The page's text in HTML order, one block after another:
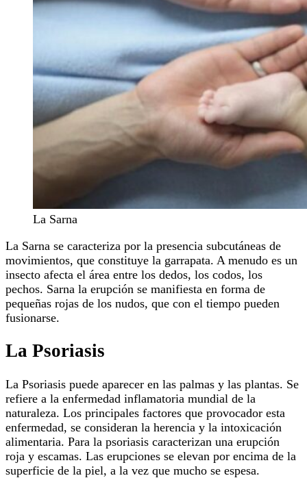
La Sarna
La Sarna se caracteriza por la presencia subcutáneas de
movimientos, que constituye la garrapata. A menudo es un
insecto afecta el área entre los dedos, los codos, los
pechos. Sarna la erupción se manifiesta en forma de
pequeñas rojas de los nudos, que con el tiempo pueden
fusionarse.
La Psoriasis
La Psoriasis puede aparecer en las palmas y las plantas. Se
refiere a la enfermedad inflamatoria mundial de la
naturaleza. Los principales factores que provocador esta
enfermedad, se consideran la herencia y la intoxicación
alimentaria. Para la psoriasis caracterizan una erupción
roja y escamas. Las erupciones se elevan por encima de la
superficie de la piel, a la vez que mucho se espesa.